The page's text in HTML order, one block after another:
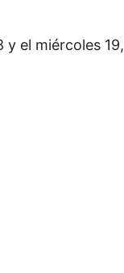
y el miércoles 19,